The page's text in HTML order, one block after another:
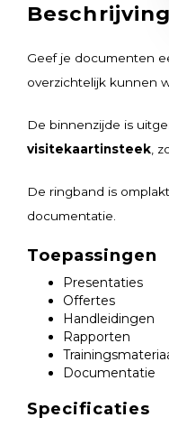
Beschrijving
Geef je documenten
overzichtelijk kunnen
De binnenzijde is
visitekaartinsteek,
De ringband is
documentatie.
Toepassingen
Presentaties
Offertes
Handleidingen
Rapporten
Documentatie
Specificaties